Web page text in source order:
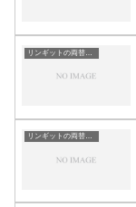
リンギットの両替目安
リンギットの両替目安